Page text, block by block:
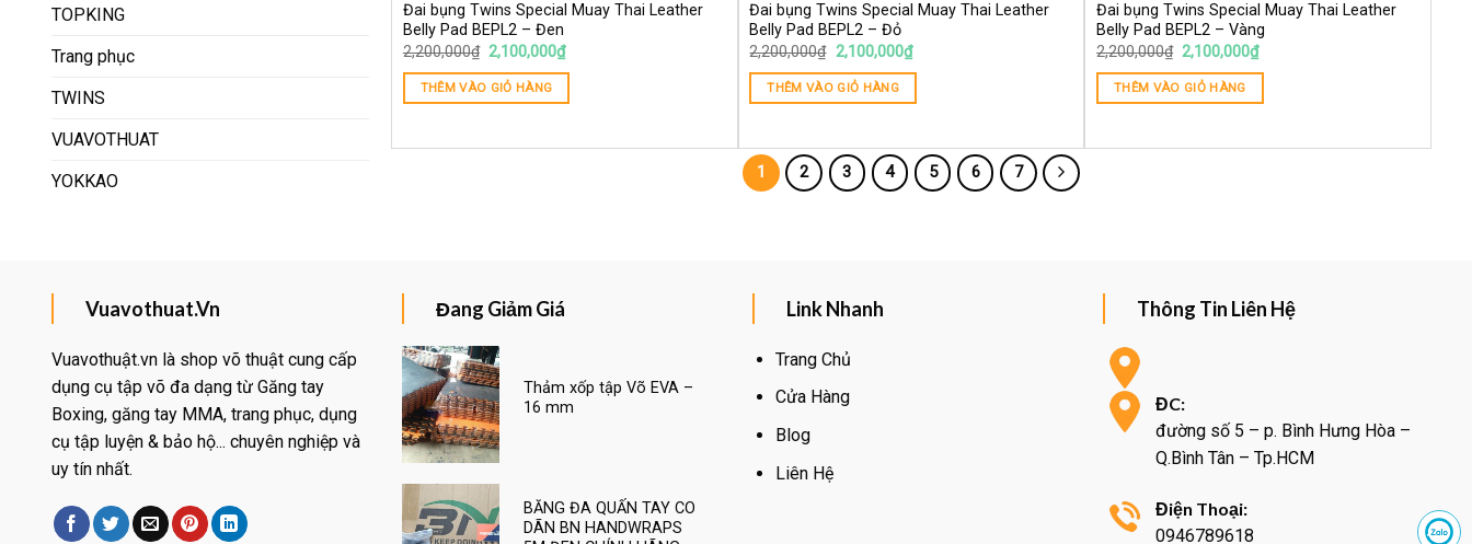
TOPKING
Trang phục
TWINS
VUAVOTHUAT
YOKKAO
Đai bụng Twins Special Muay Thai Leather
Belly Pad BEPL2 – Đen
2,200,000₫ 2,100,000₫
THÊM VÀO GIỎ HÀNG
Đai bụng Twins Special Muay Thai Leather
Belly Pad BEPL2 – Đỏ
2,200,000₫ 2,100,000₫
THÊM VÀO GIỎ HÀNG
Đai bụng Twins Special Muay Thai Leather
Belly Pad BEPL2 – Vàng
2,200,000₫ 2,100,000₫
THÊM VÀO GIỎ HÀNG
1 2 3 4 5 6 7
Vuavothuat.Vn
Vuavothuật.vn là shop võ thuật cung cấp
dụng cụ tập võ đa dạng từ Găng tay
Boxing, găng tay MMA, trang phục, dụng
cụ tập luyện & bảo hộ... chuyên nghiệp và
uy tín nhất.
Đang Giảm Giá
Yêu
thích
Thảm xốp tập Võ EVA –
16 mm
BĂNG ĐA QUẤN TAY CO
DÃN BN HANDWRAPS
Link Nhanh
Trang Chủ
Cửa Hàng
Blog
Liên Hệ
Thông Tin Liên Hệ
ĐC:
đường số 5 – p. Bình Hưng Hòa –
Q.Bình Tân – Tp.HCM
Điện Thoại:
0946789618